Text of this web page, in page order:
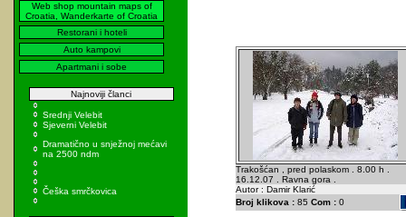
Web shop mountain maps of
Croatia, Wanderkarte of Croatia
Restorani i hoteli
Auto kampovi
Apartmani i sobe
Najnoviji članci
Srednji Velebit
Sjeverni Velebit
Dramatično u snježnoj mećavi
na 2500 ndm
Češka smrčkovica
Trakošćan , pred polaskom . 8.00 h .
16.12.07 . Ravna gora .
Autor : Damir Klarić
Broj klikova :85 Com :0